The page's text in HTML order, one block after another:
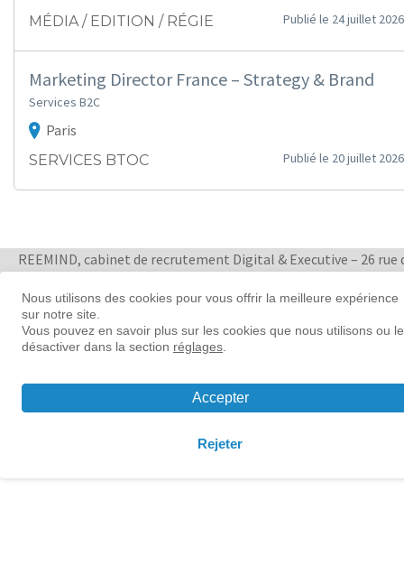
MÉDIA / EDITION / RÉGIE Publié le 24 juillet 2026
Marketing Director France – Strategy & Brand
Services B2C
Paris
SERVICES BTOC Publié le 20 juillet 2026
REEMIND, cabinet de recrutement Digital & Executive – 26 rue
Women in tech leadership | Reemind
Contact
| Mentions légales |
Préférences
cookies
Nous utilisons des cookies pour vous offrir la meilleure expérience
sur notre site.
Vous pouvez en savoir plus sur les cookies que nous utilisons ou
désactiver dans la section réglages
Accepter
Rejeter